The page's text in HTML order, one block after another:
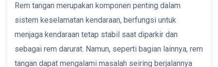
Rem tangan merupakan komponen penting dalam
sistem keselamatan kendaraan, berfungsi untuk
menjaga kendaraan tetap stabil saat diparkir dan
sebagai rem darurat. Namun, seperti bagian lainnya, rem
tangan dapat mengalami masalah seiring berjalannya